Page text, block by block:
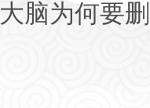
大脑为何要